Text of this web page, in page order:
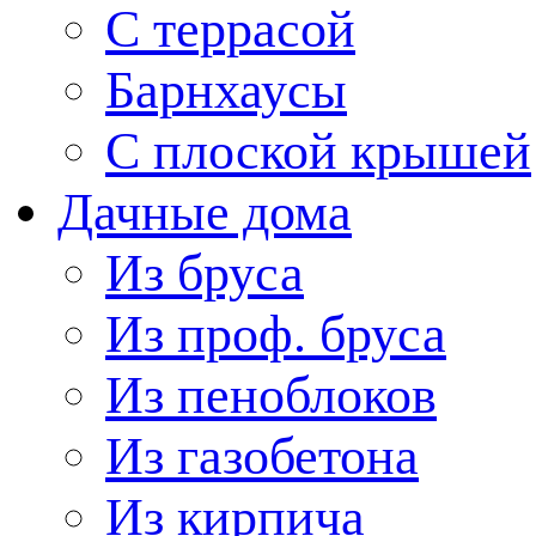
С террасой
Барнхаусы
С плоской крышей
Дачные дома
Из бруса
Из проф. бруса
Из пеноблоков
Из газобетона
Из кирпича